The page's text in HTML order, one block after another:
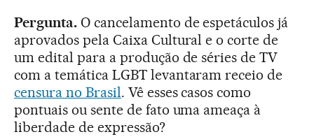
Pergunta.O cancelamento de espetáculos já
aprovados pela Caixa Cultural e o corte de
um edital para a produção de séries de TV
com a temática LGBT levantaram receio de
censura no Brasil. Vê esses casos como
pontuais ou sente de fato uma ameaça à
liberdade de expressão?